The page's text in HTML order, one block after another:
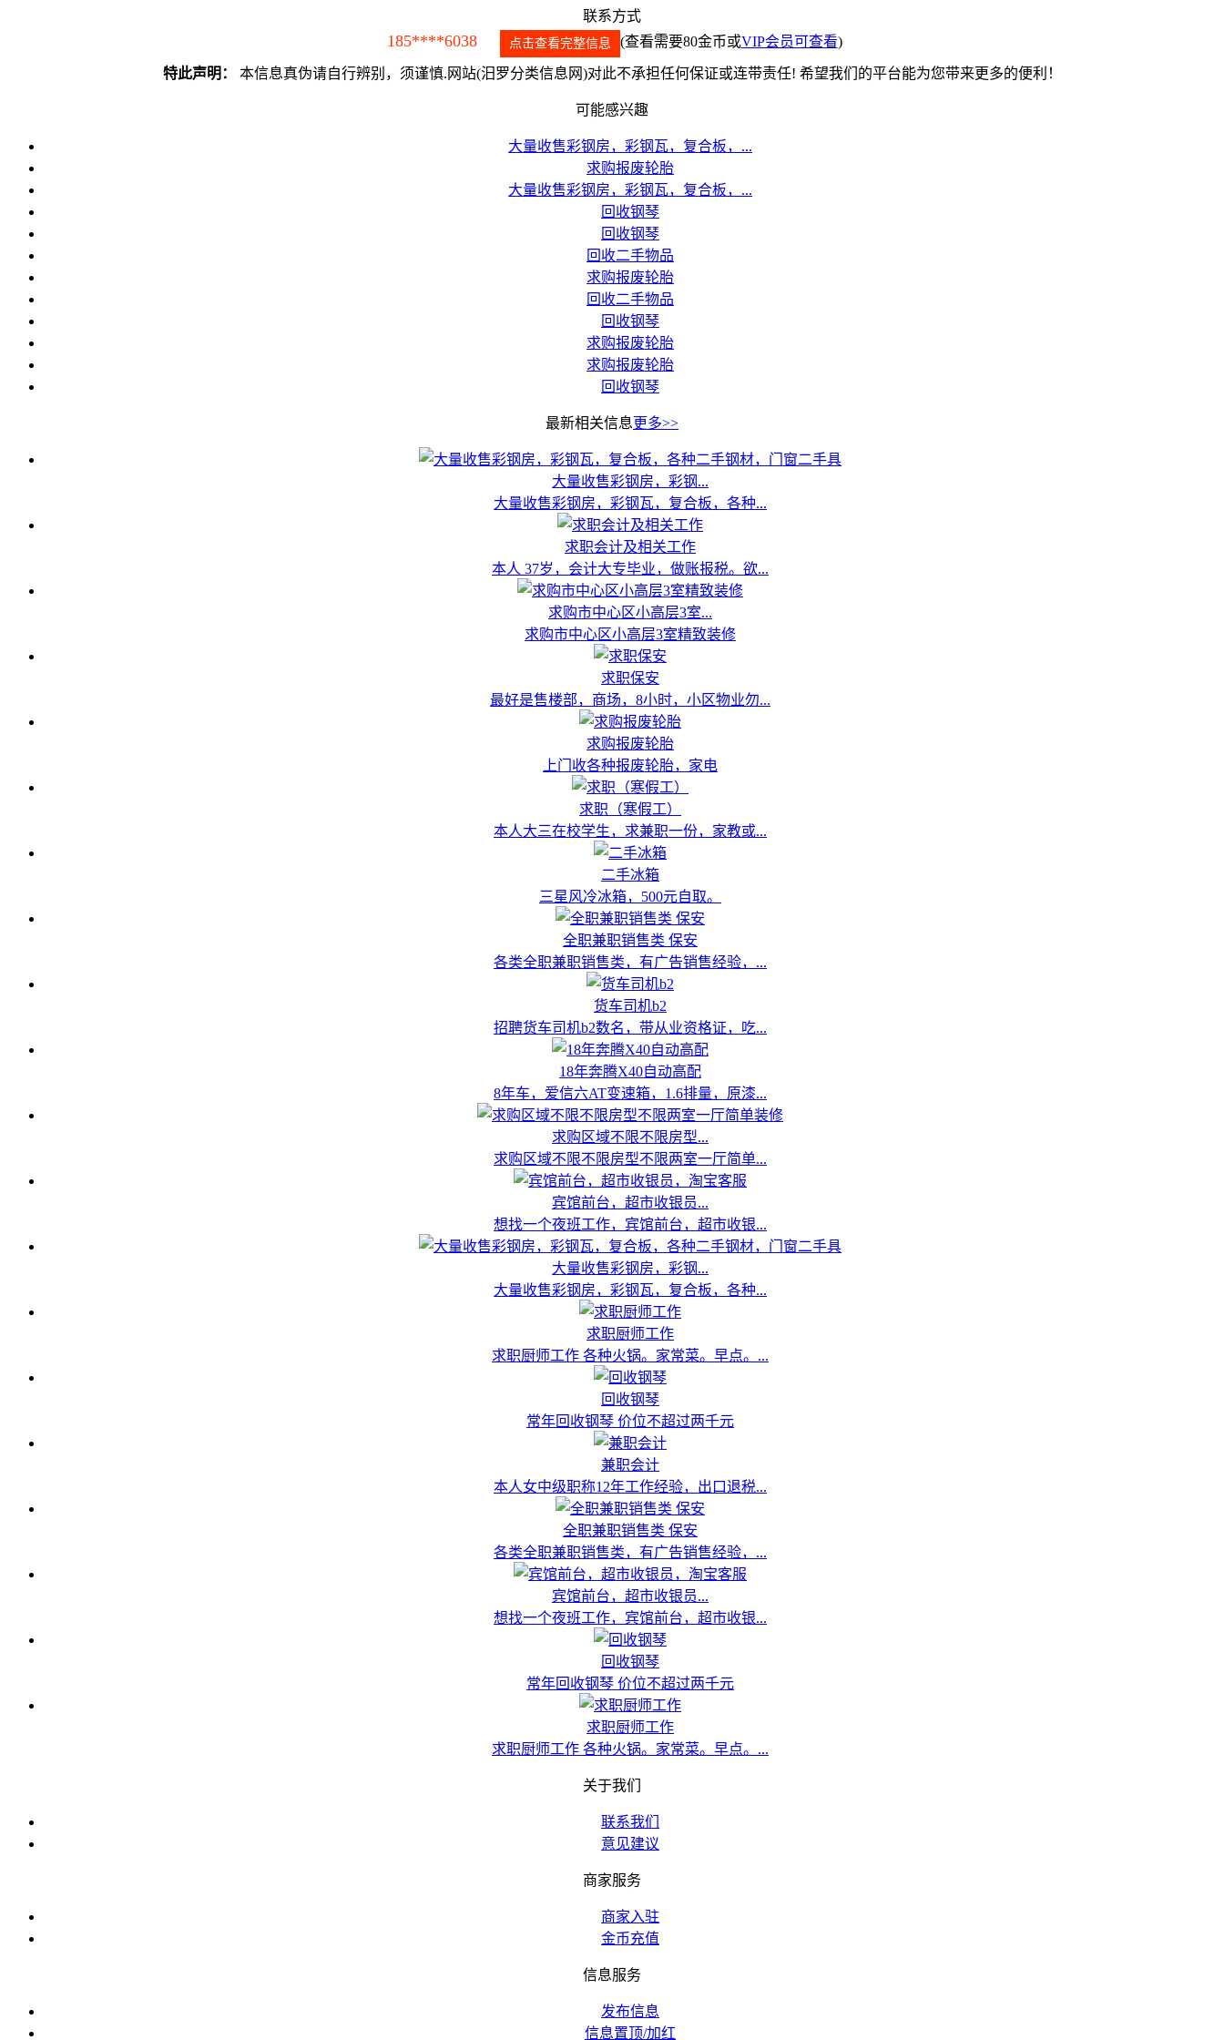
联系方式
185****6038 点击查看完整信息 (查看需要80金币或VIP会员可查看)
特此声明： 本信息真伪请自行辨别，须谨慎.网站(汨罗分类信息网)对此不承担任何保证或连带责任! 希望我们的平台能为您带来更多的便利！
可能感兴趣
大量收售彩钢房，彩钢瓦，复合板，...
求购报废轮胎
大量收售彩钢房，彩钢瓦，复合板，...
回收钢琴
回收钢琴
回收二手物品
求购报废轮胎
回收二手物品
回收钢琴
求购报废轮胎
求购报废轮胎
回收钢琴
最新相关信息更多>>
大量收售彩钢房，彩钢...
大量收售彩钢房，彩钢瓦，复合板，各种...
求职会计及相关工作
本人 37岁，会计大专毕业，做账报税。欲...
求购市中心区小高层3室...
求购市中心区小高层3室精致装修
求职保安
最好是售楼部，商场，8小时，小区物业勿...
求购报废轮胎
上门收各种报废轮胎，家电
求职（寒假工）
本人大三在校学生，求兼职一份，家教或...
二手冰箱
三星风冷冰箱，500元自取。
全职兼职销售类 保安
各类全职兼职销售类，有广告销售经验，...
货车司机b2
招聘货车司机b2数名，带从业资格证，吃...
18年奔腾X40自动高配
8年车，爱信六AT变速箱，1.6排量，原漆...
求购区域不限不限房型...
求购区域不限不限房型不限两室一厅简单...
宾馆前台，超市收银员...
想找一个夜班工作，宾馆前台，超市收银...
大量收售彩钢房，彩钢...
大量收售彩钢房，彩钢瓦，复合板，各种...
求职厨师工作
求职厨师工作 各种火锅。家常菜。早点。...
回收钢琴
常年回收钢琴 价位不超过两千元
兼职会计
本人女中级职称12年工作经验，出口退税...
全职兼职销售类 保安
各类全职兼职销售类，有广告销售经验，...
宾馆前台，超市收银员...
想找一个夜班工作，宾馆前台，超市收银...
回收钢琴
常年回收钢琴 价位不超过两千元
求职厨师工作
求职厨师工作 各种火锅。家常菜。早点。...
关于我们
联系我们
意见建议
商家服务
商家入驻
金币充值
信息服务
发布信息
信息置顶/加红